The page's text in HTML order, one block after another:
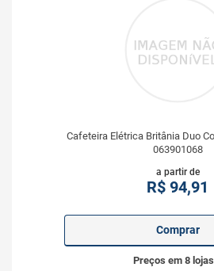
Cafeteira Elétrica Britânia Duo
063901068
a partir de
R$ 94,91
Comprar
Preços em 8